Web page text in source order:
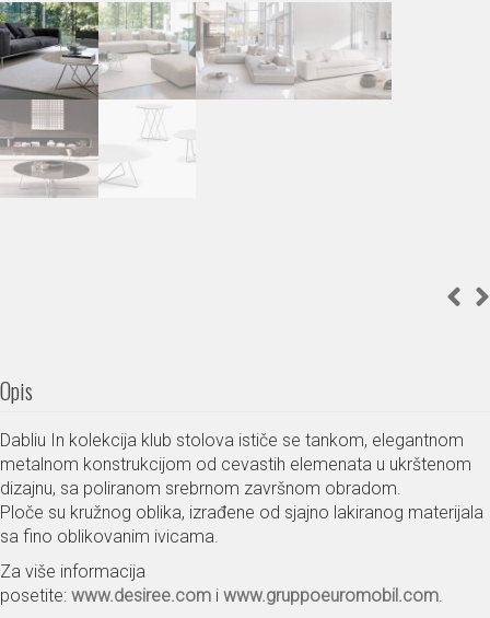
Opis
Dabliu In kolekcija klub stolova ističe se tankom, elegantnom
metalnom konstrukcijom od cevastih elemenata u ukrštenom
dizajnu, sa poliranom srebrnom završnom obradom.
Ploče su kružnog oblika, izrađene od sjajno lakiranog materijala
sa fino oblikovanim ivicama.
Za više informacija
posetite: www.desiree.com i www.gruppoeuromobil.com.